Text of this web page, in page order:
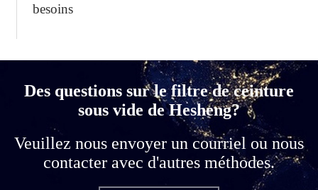
besoins
Des questions sur le filtre de ceinture
sous vide de Hesheng?
Veuillez nous envoyer un courriel ou nous
contacter avec d'autres méthodes.